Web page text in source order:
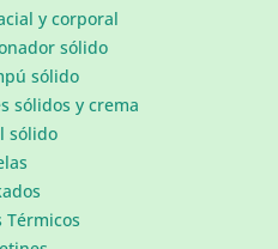
y corporal
sólido
sólido
sólidos y crema
sólido
Térmicos